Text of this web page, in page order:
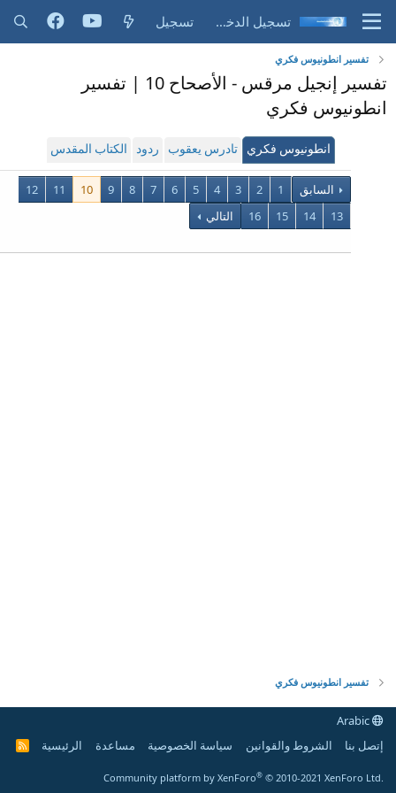
تسجيل الدخول تسجيل
تفسير انطونيوس فكري
تفسير إنجيل مرقس - الأصحاح 10 | تفسير
انطونيوس فكري
انطونيوس فكري تادرس يعقوب ردود الكتاب المقدس
السابق 1
2
3
4
5
6
7
8
9
10
11
12
13
14
15
16 التالي
تفسير انطونيوس فكري
إتصل بنا
الشروط والقوانين سياسة الخصوصية مساعدة الرئيسية
R
Community platform by XenForo® © 2010-2021 XenForo Ltd.